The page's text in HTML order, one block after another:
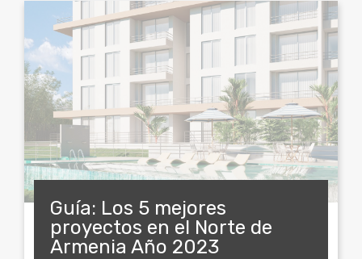
Guía: Los 5 mejores
proyectos en el Norte de
Armenia Año 2023